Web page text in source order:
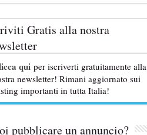
Gratis alla nostra
qui per iscriverti gratuitamente alla
newsletter! Rimani aggiornato sui
importanti in tutta Italia!
pubblicare un annuncio?